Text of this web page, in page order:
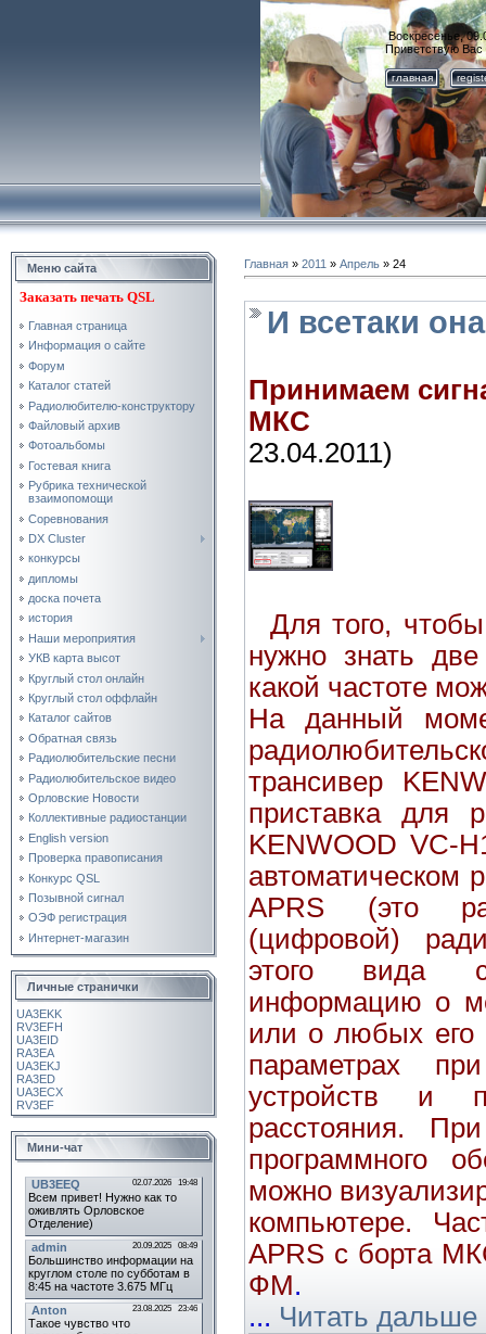
Воскресенье,
Приветствую Вас
главная
Меню сайта
Заказать печать QSL
Главная страница
Информация о сайте
Форум
Каталог статей
Радиолюбителю-конструктору
Файловый архив
Фотоальбомы
Гостевая книга
Рубрика технической
взаимопомощи
Соревнования
DX Cluster
конкурсы
дипломы
доска почета
история
Наши мероприятия
УКВ карта высот
Круглый стол онлайн
Круглый стол оффлайн
Каталог сайтов
Обратная связь
Радиолюбительские песни
Радиолюбительское видео
Орловские Новости
Коллективные радиостанции
English version
Проверка правописания
Конкурс QSL
Позывной сигнал
ОЭФ регистрация
Интернет-магазин
Личные странички
UA3EKK
RV3EFH
UA3EID
RA3EA
UA3EKJ
RA3ED
UA3ECX
RV3EF
Мини-чат
Главная » 2011 » Апрель » 24
И всетаки
Принимаем
МКС
23.04.2011)
Для того,
нужно знать
какой частоте
На данный
трансивер
приставка для
KENWOOD VC-
автоматическом
APRS (это
(цифровой)
этого вида
информацию о
или о любых его
параметрах
устройств и
расстояния.
программного
можно
компьютере.
APRS с борта
ФМ.
... Читать дальше